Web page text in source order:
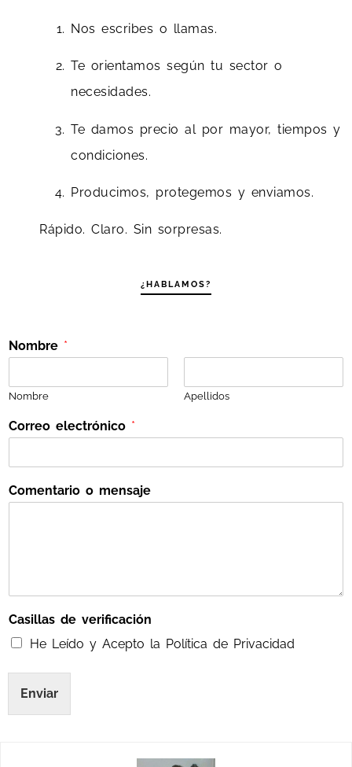
Nos escribes o llamas.
Te orientamos según tu sector o
necesidades.
Te damos precio al por mayor, tiempos y
condiciones.
Producimos, protegemos y enviamos.
Rápido. Claro. Sin sorpresas.
¿HABLAMOS?
Nombre *
Nombre Apellidos
Correo electrónico *
e
l
n
c
o
l
t
Comentario o mensaje
Casillas de verificación
He Leído y Acepto la Política de Privacidad
Enviar